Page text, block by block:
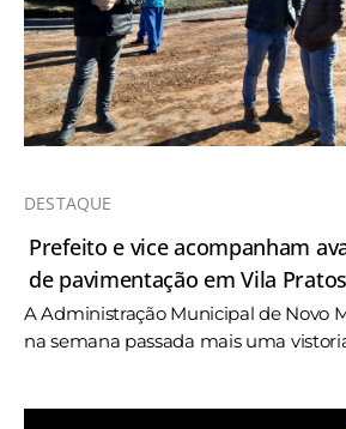
DESTAQUE
Prefeito e vice acompanham
de pavimentação em Vila Pratos
A Administração Municipal de Novo
na semana passada mais uma